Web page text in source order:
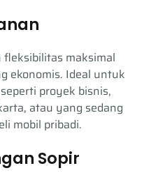
maksimal
ekonomis. Ideal untuk
proyek bisnis,
atau yang sedang
mobil pribadi.
Sopir